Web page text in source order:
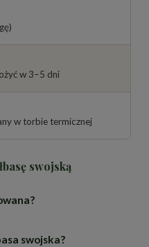
w 3–5 dni
w torbie termicznej
swojską
bez soli peklującej i
swojska?